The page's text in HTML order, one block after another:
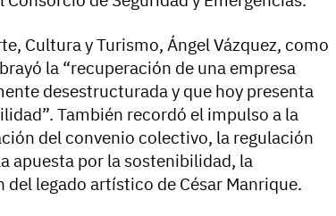
Cultura y Turismo, Ángel Vázquez, como
la “recuperación de una empresa
desestructurada y que hoy presenta
También recordó el impulso a la
del convenio colectivo, la regulación
apuesta por la sostenibilidad, la
legado artístico de César Manrique.